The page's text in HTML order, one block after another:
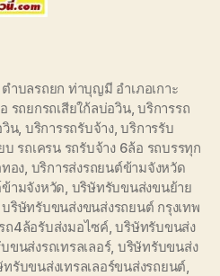
ตำบลรถยก ท่าบุญมี อำเภอเกาะ
รถยกรถเสียใก้ลบ่อวิน,บริการรถ
วิน, บริการรถรับจ้าง,บริการรับ
บ รถเครน รถรับจ้าง 6ล้อ รถบรรทุก
อง บริการส่งรถยนต์ข้ามจังหวัด
ามจังหวัด บริษัทรับขนส่งขนย้าย
บริษัทรับขนส่งขนส่งรถยนต์ กรุงเทพ
ถ4ล้อรับส่งมอไซค์,บริษัทรับขนส่ง
ขนส่งรถเทรลเลอร์, บริษัทรับขนส่ง
รับขนส่งเทรลเลอร์ขนส่งรถยนต์